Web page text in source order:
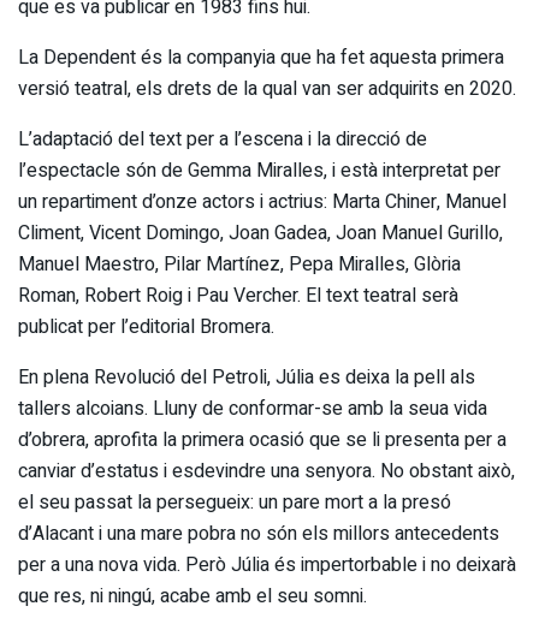
que es va publicar en 1983 fins hui.
La Dependent és la companyia que ha fet aquesta primera
versió teatral, els drets de la qual van ser adquirits en 2020.
L’adaptació del text per a l’escena i la direcció de
l’espectacle són de Gemma Miralles, i està interpretat per
un repartiment d’onze actors i actrius: Marta Chiner, Manuel
Climent, Vicent Domingo, Joan Gadea, Joan Manuel Gurillo,
Manuel Maestro, Pilar Martínez, Pepa Miralles, Glòria
Roman, Robert Roig i Pau Vercher. El text teatral serà
publicat per l’editorial Bromera.
En plena Revolució del Petroli, Júlia es deixa la pell als
tallers alcoians. Lluny de conformar-se amb la seua vida
d’obrera, aprofita la primera ocasió que se li presenta per a
canviar d’estatus i esdevindre una senyora. No obstant això,
el seu passat la persegueix: un pare mort a la presó
d’Alacant i una mare pobra no són els millors antecedents
per a una nova vida. Però Júlia és impertorbable i no deixarà
que res, ni ningú, acabe amb el seu somni.